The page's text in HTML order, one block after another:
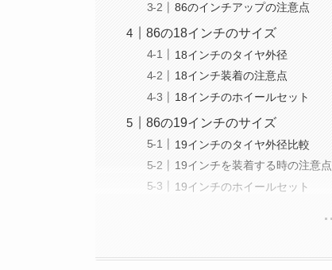
86のインチアップの注意点
86の18インチのサイズ
18インチのタイヤ外径
18インチ装着の注意点
18インチのホイールセット
86の19インチのサイズ
19インチのタイヤ外径比較
19インチを装着する時の注意点
19インチのホイールセット